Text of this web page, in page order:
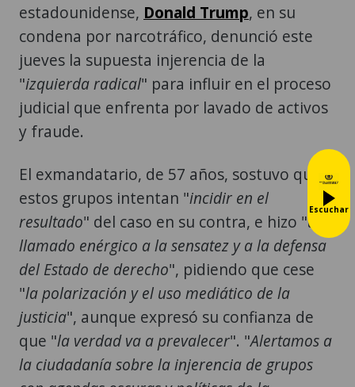
estadounidense, Donald Trump, en su
condena por narcotráfico, denunció este
jueves la supuesta injerencia de la
"izquierda radical" para influir en el proceso
judicial que enfrenta por lavado de activos
y fraude.
El exmandatario, de 57 años, sostuvo que
estos grupos intentan "incidir en el
resultado" del caso en su contra, e hizo "un
llamado enérgico a la sensatez y a la defensa
del Estado de derecho", pidiendo que cese
"la polarización y el uso mediático de la
justicia", aunque expresó su confianza de
que "la verdad va a prevalecer". "Alertamos a
la ciudadanía sobre la injerencia de grupos
Escuchar